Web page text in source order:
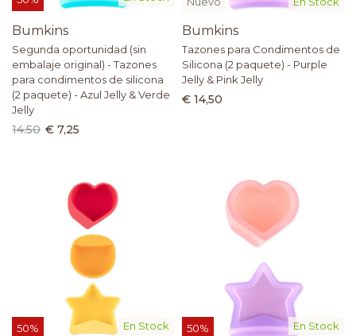
Bumkins
Segunda oportunidad (sin
embalaje original) - Tazones
para condimentos de silicona
(2 paquete) - Azul Jelly & Verde
Jelly
14.50 € 7,25
Bumkins
Tazones para Condimentos de
Silicona (2 paquete) - Purple
Jelly & Pink Jelly
€ 14,50
En Stock
50% En Stock
50%